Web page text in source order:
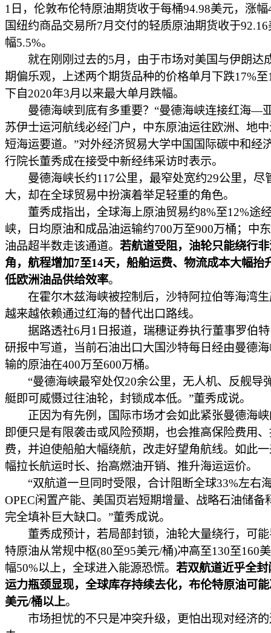
1日，伦敦布伦特原油期货收于每桶94.98美元，涨幅
国纽约商品交易所7月交付的轻质原油期货收于
幅5.5%。
就在刚刚过去的5月，由于市场对美国与伊朗达
期偏乐观，上述两个期货品种的价格单月下跌17%至
下自2020年3月以来最大单月跌幅。
曼德海峡到底有多重要？“曼德海峡连接红海—
苏伊士运河航线必经门户，中东原油运往欧洲、地
短海运要道。”对外经济贸易大学中国国际碳中和经
行院长董秀成在接受中新经纬采访时表示。
曼德海峡长约117公里，最窄处宽约29公里，尽
大，却在全球贸易中扮演着举足轻重的角色。
董秀成指出，全球海上原油贸易约8%至12%途
峡，日均原油和成品油运输约700万至900万桶；中
油品超半数走该通道。 若航道受阻，油轮只能绕行
角，航程增加7至14天，船舶运费、物流成本大幅抬
低欧洲油品供给效率。
在霍尔木兹海峡被控制后，沙特阿拉伯等海湾生
越来越依赖通过红海的替代出口路线。
据路透社6月1日报道，瑞穗证券执行董事罗伯特
研报中写道，当前石油出口大国沙特每日经由曼德
输的原油在400万至600万桶。
“曼德海峡最窄处仅20余公里，无人机、反舰导
艇即可威慑过往油轮，封锁成本低。”董秀成说。
正因为有先例，国际市场才会如此紧张曼德海峡
即便只是有限袭击或风险预期，也会推高保险费用
费，并迫使船舶大幅绕航，改走好望角航线。如此
幅拉长航运时长、抬高燃油开销、推升海运运价。
“双航道一旦同时受限，合计阻断全球33%左右
OPEC闲置产能、美国页岩短期增量、战略石油储备
完全填补巨大缺口。”董秀成说。
董秀成预计，若局部封锁，油轮大量绕行，可能
特原油从常规中枢(80至95美元/桶)冲高至130至160
幅50%以上，全球进入能源恐慌。 若双航道近乎全
运力瓶颈显现，全球库存持续去化，布伦特原油可
美元/桶以上。
市场担忧的不只是冲突升级，更怕出现对经济的